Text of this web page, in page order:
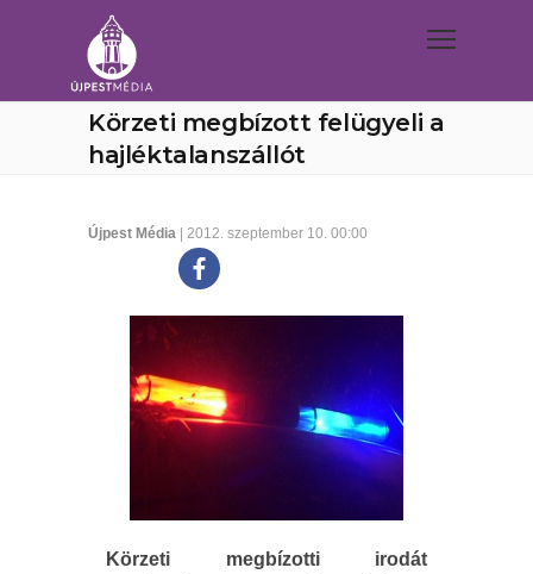
Körzeti megbízott felügyeli a
hajléktalanszállót
Újpest Média | 2012. szeptember 10. 00:00
Körzeti megbízotti irodát